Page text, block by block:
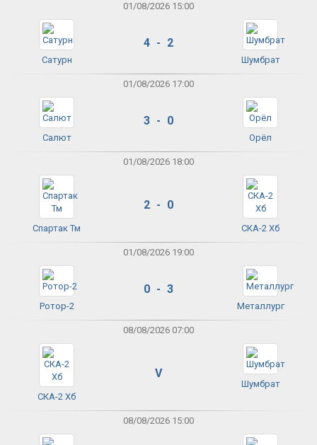
01/08/2026 15:00
Сатурн
4 - 2
Шумбрат
01/08/2026 17:00
Салют
3 - 0
Орёл
01/08/2026 18:00
Спартак Тм
2 - 0
СКА-2 Хб
01/08/2026 19:00
Ротор-2
0 - 3
Металлург
08/08/2026 07:00
СКА-2 Хб
V
Шумбрат
08/08/2026 15:00